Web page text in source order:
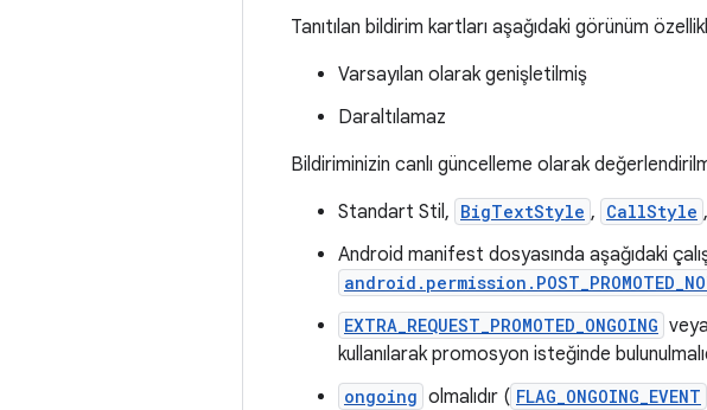
Tanıtılan bildirim kartları aşağıdaki görünüm
Varsayılan olarak genişletilmiş
Daraltılamaz
Bildiriminizin canlı güncelleme olarak
Standart Stil, BigTextStyle , CallStyle ,
Android manifest dosyasında aşağıdaki
EXTRA_REQUEST_PROMOTED_ONGOING veya
kullanılarak promosyon isteğinde
ongoing olmalıdır ( FLAG_ONGOING_EVENT